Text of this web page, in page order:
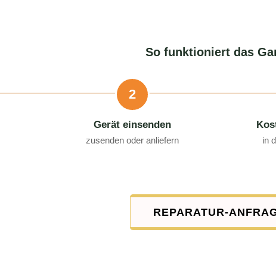
So funktioniert das
2
Gerät einsenden
zusenden oder anliefern in
REPARATUR-